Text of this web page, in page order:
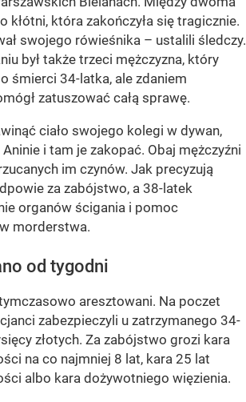
kłótni, która zakończyła się tragicznie.
swojego rówieśnika – ustalili śledczy.
był także trzeci mężczyzna, który
śmierci 34-latka, ale zdaniem
zatuszować całą sprawę.
ciało swojego kolegi w dywan,
i tam je zakopać. Obaj mężczyźni
im czynów. Jak precyzują
za zabójstwo, a 38-latek
organów ścigania i pomoc
morderstwa.
od tygodni
aresztowani. Na poczet
zabezpieczyli u zatrzymanego 34-
złotych. Za zabójstwo grozi kara
na co najmniej 8 lat, kara 25 lat
albo kara dożywotniego więzienia.